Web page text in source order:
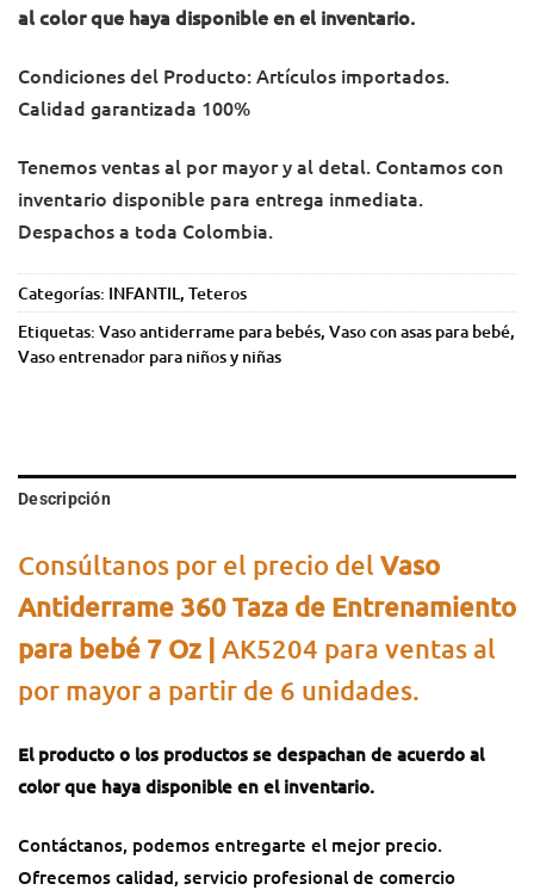
al color que haya disponible en el inventario.
Condiciones del Producto: Artículos importados.
Calidad garantizada 100%
Tenemos ventas al por mayor y al detal. Contamos con
inventario disponible para entrega inmediata.
Despachos a toda Colombia.
Categorías: INFANTIL, Teteros
Etiquetas: Vaso antiderrame para bebés, Vaso con asas para bebé,
Vaso entrenador para niños y niñas
Descripción
Consúltanos por el precio del Vaso
Antiderrame 360 Taza de Entrenamiento
para bebé 7 Oz | AK5204 para ventas al
por mayor a partir de 6 unidades.
El producto o los productos se despachan de acuerdo al
color que haya disponible en el inventario.
Contáctanos, podemos entregarte el mejor precio.
Ofrecemos calidad, servicio profesional de comercio